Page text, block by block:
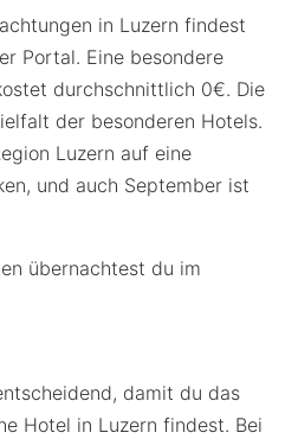
in Luzern findest
Portal. Eine besondere
durchschnittlich 0€. Die
der besonderen Hotels.
Luzern auf eine
und auch September ist
übernachtest du im
damit du das
Hotel in Luzern findest. Bei